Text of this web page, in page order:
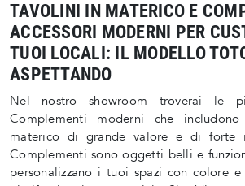
TAVOLINI IN MATERICO E
ACCESSORI MODERNI PER
TUOI LOCALI: IL MODELLO
ASPETTANDO
Nel nostro showroom troverai le
Complementi moderni che
materico di grande valore e di forte
Complementi sono oggetti belli e
personalizzano i tuoi spazi con colore